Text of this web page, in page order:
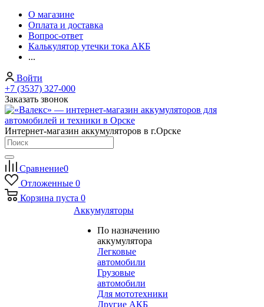
О магазине
Оплата и доставка
Вопрос-ответ
Калькулятор утечки тока АКБ
...
Войти
+7 (3537) 327-000
Заказать звонок
Интернет-магазин аккумуляторов в г.Орске
Сравнение0
Отложенные 0
Корзина пуста 0
Аккумуляторы
По назначению
аккумулятора
Легковые
автомобили
Грузовые
автомобили
Для мототехники
Другие АКБ